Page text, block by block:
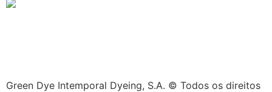
Green Dye Intemporal Dyeing, S.A. © Todos os direitos